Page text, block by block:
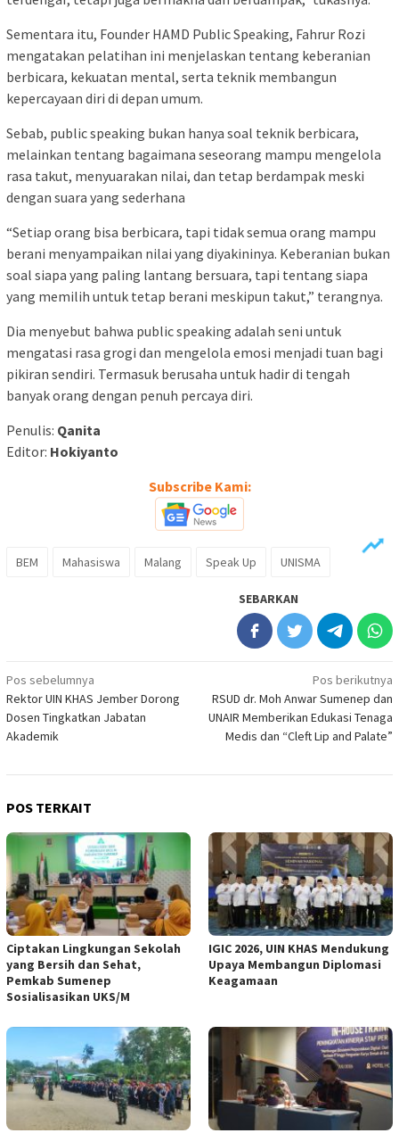
Sementara itu, Founder HAMD Public Speaking, Fahrur Rozi
mengatakan pelatihan ini menjelaskan tentang keberanian
berbicara, kekuatan mental, serta teknik membangun
kepercayaan diri di depan umum.
Sebab, public speaking bukan hanya soal teknik berbicara,
melainkan tentang bagaimana seseorang mampu mengelola
rasa takut, menyuarakan nilai, dan tetap berdampak meski
dengan suara yang sederhana
“Setiap orang bisa berbicara, tapi tidak semua orang mampu
berani menyampaikan nilai yang diyakininya. Keberanian bukan
soal siapa yang paling lantang bersuara, tapi tentang siapa
yang memilih untuk tetap berani meskipun takut,” terangnya.
Dia menyebut bahwa public speaking adalah seni untuk
mengatasi rasa grogi dan mengelola emosi menjadi tuan bagi
pikiran sendiri. Termasuk berusaha untuk hadir di tengah
banyak orang dengan penuh percaya diri.
Penulis: Qanita
Editor: Hokiyanto
Subscribe Kami:
BEM Mahasiswa Malang Speak Up UNISMA
SEBARKAN
Navigasi
pos
Pos sebelumnya
Rektor UIN KHAS Jember Dorong
Dosen Tingkatkan Jabatan
Akademik
Pos berikutnya
RSUD dr. Moh Anwar Sumenep dan
UNAIR Memberikan Edukasi Tenaga
Medis dan “Cleft Lip and Palate”
POS TERKAIT
Ciptakan Lingkungan Sekolah
yang Bersih dan Sehat,
Pemkab Sumenep
Sosialisasikan UKS/M
IGIC 2026, UIN KHAS Mendukung
Upaya Membangun Diplomasi
Keagamaan